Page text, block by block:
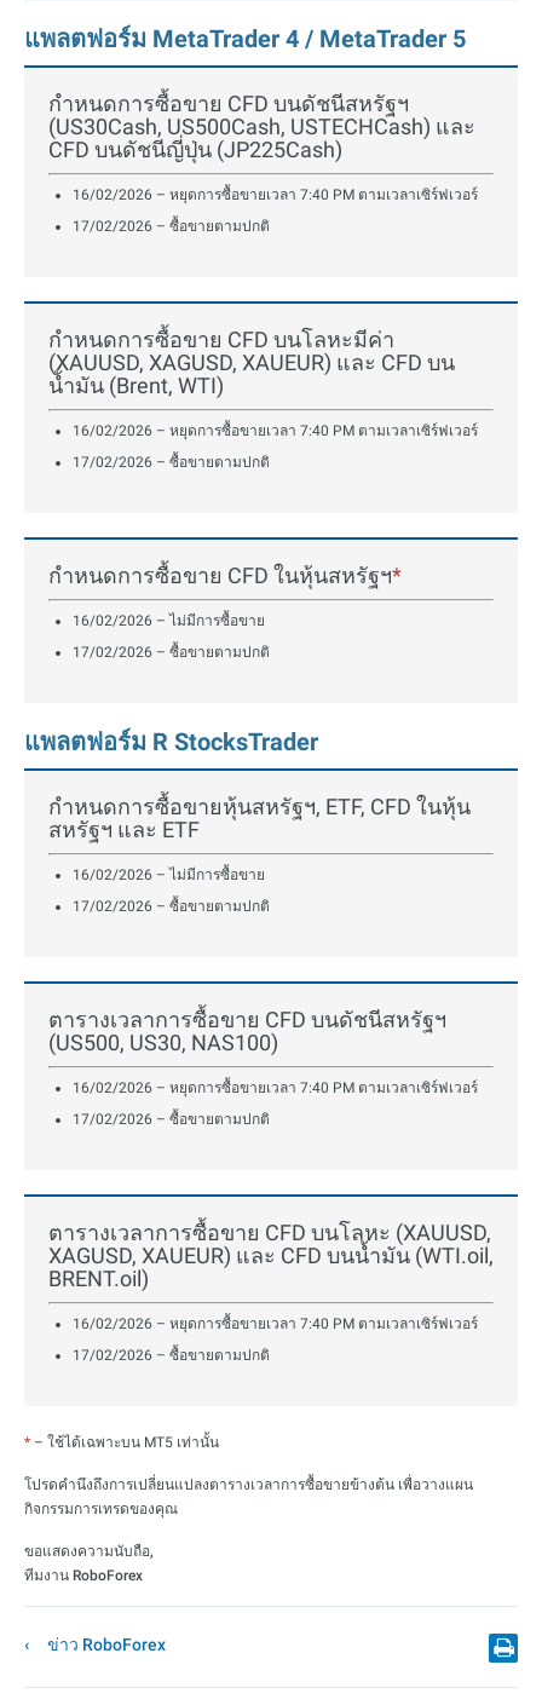
แพลตฟอร์ม MetaTrader 4 / MetaTrader 5
กำหนดการซื้อขาย CFD บนดัชนีสหรัฐฯ
(US30Cash, US500Cash, USTECHCash) และ
CFD บนดัชนีญี่ปุ่น (JP225Cash)
16/02/2026 – หยุดการซื้อขายเวลา 7:40 PM ตามเวลาเซิร์ฟเวอร์
17/02/2026 – ซื้อขายตามปกติ
กำหนดการซื้อขาย CFD บนโลหะมีค่า
(XAUUSD, XAGUSD, XAUEUR) และ CFD บน
น้ำมัน (Brent, WTI)
16/02/2026 – หยุดการซื้อขายเวลา 7:40 PM ตามเวลาเซิร์ฟเวอร์
17/02/2026 – ซื้อขายตามปกติ
กำหนดการซื้อขาย CFD ในหุ้นสหรัฐฯ*
16/02/2026 – ไม่มีการซื้อขาย
17/02/2026 – ซื้อขายตามปกติ
แพลตฟอร์ม R StocksTrader
กำหนดการซื้อขายหุ้นสหรัฐฯ, ETF, CFD ในหุ้น
สหรัฐฯ และ ETF
16/02/2026 – ไม่มีการซื้อขาย
17/02/2026 – ซื้อขายตามปกติ
ตารางเวลาการซื้อขาย CFD บนดัชนีสหรัฐฯ
(US500, US30, NAS100)
16/02/2026 – หยุดการซื้อขายเวลา 7:40 PM ตามเวลาเซิร์ฟเวอร์
17/02/2026 – ซื้อขายตามปกติ
ตารางเวลาการซื้อขาย CFD บนโลหะ (XAUUSD,
XAGUSD, XAUEUR) และ CFD บนน้ำมัน (WTI.oil,
BRENT.oil)
16/02/2026 – หยุดการซื้อขายเวลา 7:40 PM ตามเวลาเซิร์ฟเวอร์
17/02/2026 – ซื้อขายตามปกติ
* – ใช้ได้เฉพาะบน MT5 เท่านั้น
โปรดคำนึงถึงการเปลี่ยนแปลงตารางเวลาการซื้อขายข้างต้น เพื่อวางแผน
กิจกรรมการเทรดของคุณ
ขอแสดงความนับถือ,
ทีมงาน RoboForex
ข่าว RoboForex